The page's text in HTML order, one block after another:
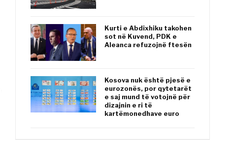
Kurti e Abdixhiku takohen
sot në Kuvend, PDK e
Aleanca refuzojnë ftesën
Kosova nuk është pjesë e
eurozonës, por qytetarët
e saj mund të votojnë për
dizajnin e ri të
kartëmonedhave euro